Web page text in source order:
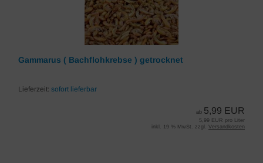
Gammarus ( Bachflohkrebse ) getrocknet
Lieferzeit: sofort lieferbar
ab 5,99 EUR
5,99 EUR pro Liter
inkl. 19 % MwSt. zzgl. Versandkosten